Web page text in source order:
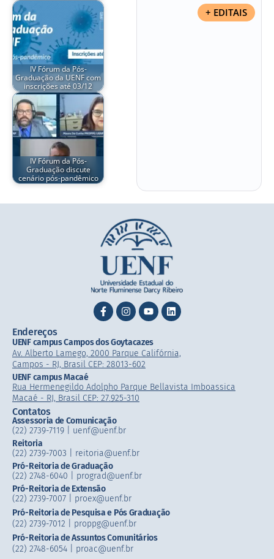
IV Fórum da Pós-
Graduação da UENF com
inscrições até 03/12
IV Fórum da Pós-
Graduação discute
cenário pós-pandêmico
+ EDITAIS
Endereços
UENF campus Campos dos Goytacazes
Av. Alberto Lamego, 2000 Parque Califórnia,
Campos - RJ, Brasil CEP: 28013-602
UENF campus Macaé
Rua Hermenegildo Adolpho Parque Bellavista Imboassica
Macaé - RJ, Brasil CEP: 27.925-310
Contatos
Assessoria de Comunicação
(22) 2739-7119 | uenf@uenf.br
Reitoria
(22) 2739-7003 |​ reitoria@uenf.br
Pró-Reitoria de Graduação
(22) 2748-6040 | prograd@uenf.br
Pró-Reitoria de Extensão
(22) 2739-7007​ | proex@uenf.br
Pró-Reitoria de Pesquisa e Pós Graduação
(22) 2739-7012 | proppg@uenf.br
Pró-Reitoria de Assuntos Comunitários
(22) 2748-6054​ | proac@uenf.br